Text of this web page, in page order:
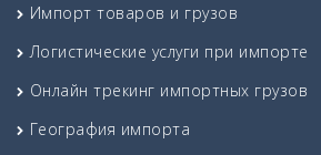
Импорт товаров и грузов
Логистические услуги при импорте
Онлайн трекинг импортных грузов
География импорта